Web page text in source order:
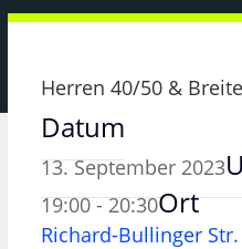
Herren 40/50 &
Datum
13. September 2023
19:00 - 20:30Ort
Richard-Bullinger